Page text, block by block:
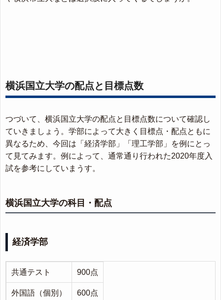
横浜国立大学の配点と目標点数
つづいて、横浜国立大学の配点と目標点数について確認し
ていきましょう。学部によって大きく目標点・配点ともに
異なるため、今回は「経済学部」「理工学部」を例にとっ
て見てみます。例によって、通常通り行われた2020年度入
試を参考にしていまうす。
横浜国立大学の科目・配点
経済学部
共通テスト 900点
外国語（個別） 600点